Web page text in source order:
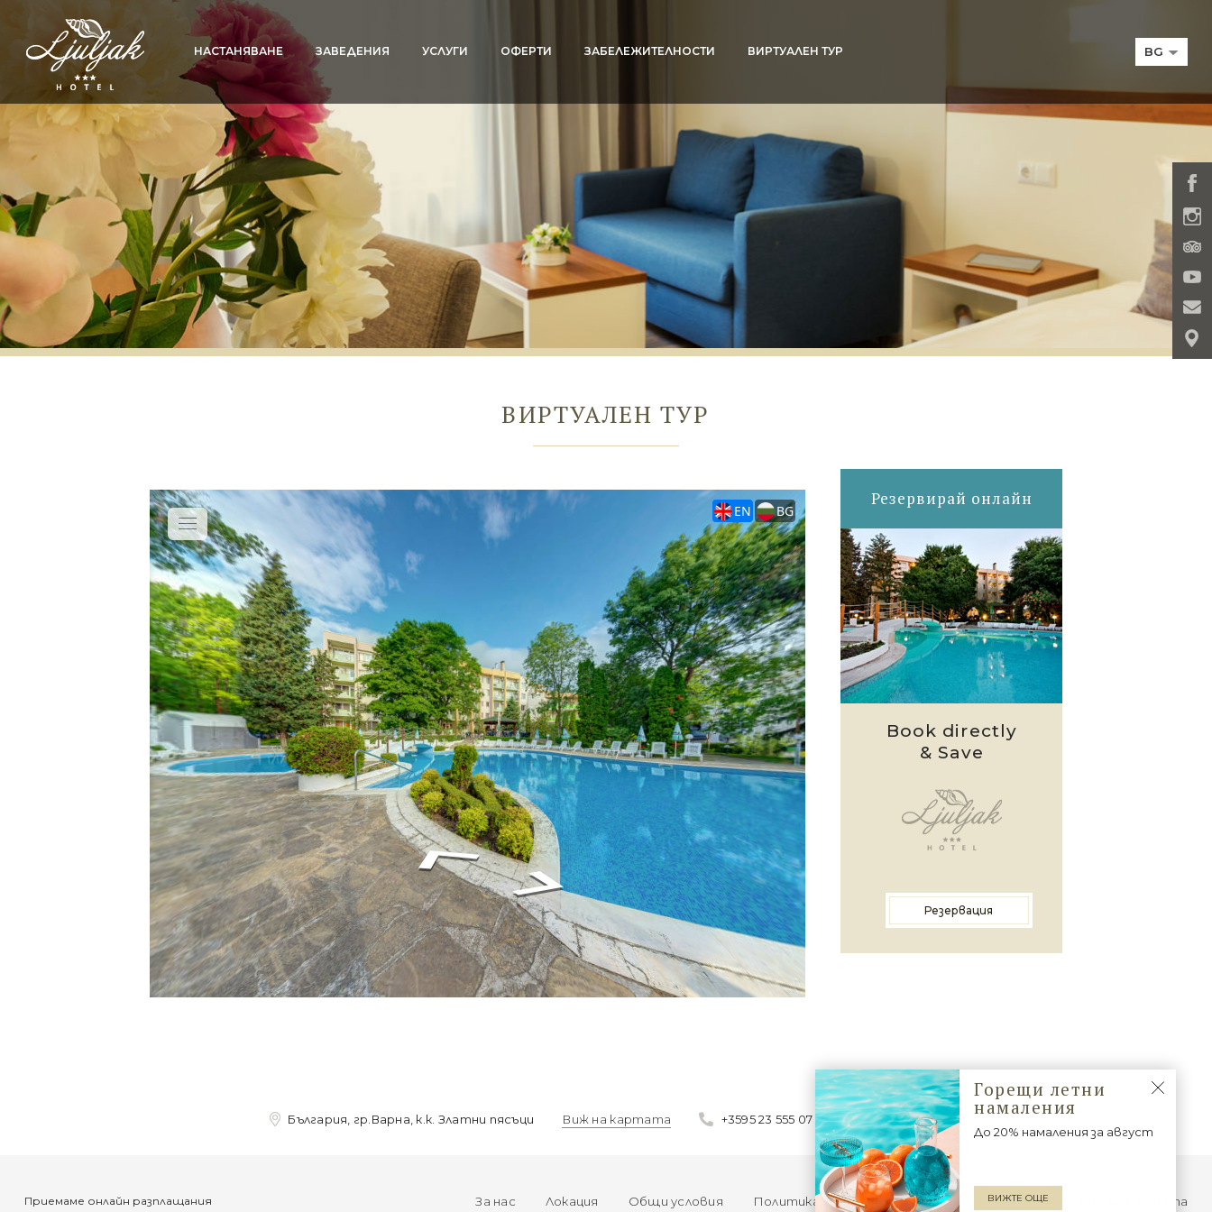
НАСТАНЯВАНЕ ЗАВЕДЕНИЯ УСЛУГИ ОФЕРТИ ЗАБЕЛЕЖИТЕЛНОСТИ ВИРТУАЛЕН ТУР BG
ВИРТУАЛЕН ТУР
Резервирай онлайн
Book directly
& Save
Резервация
Горещи летни
намаления
До 20% намаления за август
ВИЖТЕ ОЩЕ
България, гр.Варна, к.к. Златни пясъци Виж на картата +3595 23 555 07 +359 889 624 099
Приемаме онлайн разплащания За нас Локация Общи условия Политика за поверителност Контакти Виж на картата